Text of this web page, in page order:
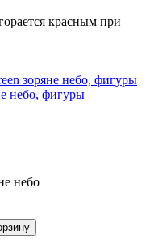
красным при
небо, фигуры
небо